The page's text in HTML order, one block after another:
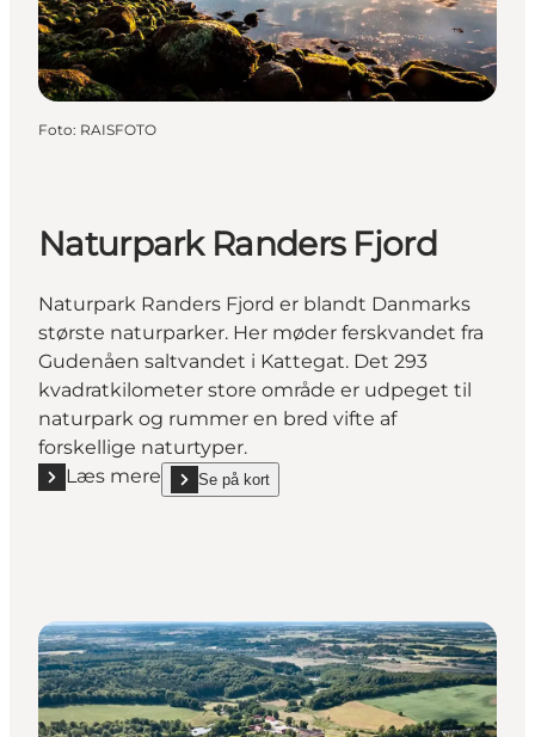
Foto: RAISFOTO
Naturpark Randers Fjord
Naturpark Randers Fjord er blandt Danmarks
største naturparker. Her møder ferskvandet fra
Gudenåen saltvandet i Kattegat. Det 293
kvadratkilometer store område er udpeget til
naturpark og rummer en bred vifte af
forskellige naturtyper.
Læs mere
Læs mere "Naturpark Randers Fjord"
Se på kort
show Naturpark Randers Fjord on_map